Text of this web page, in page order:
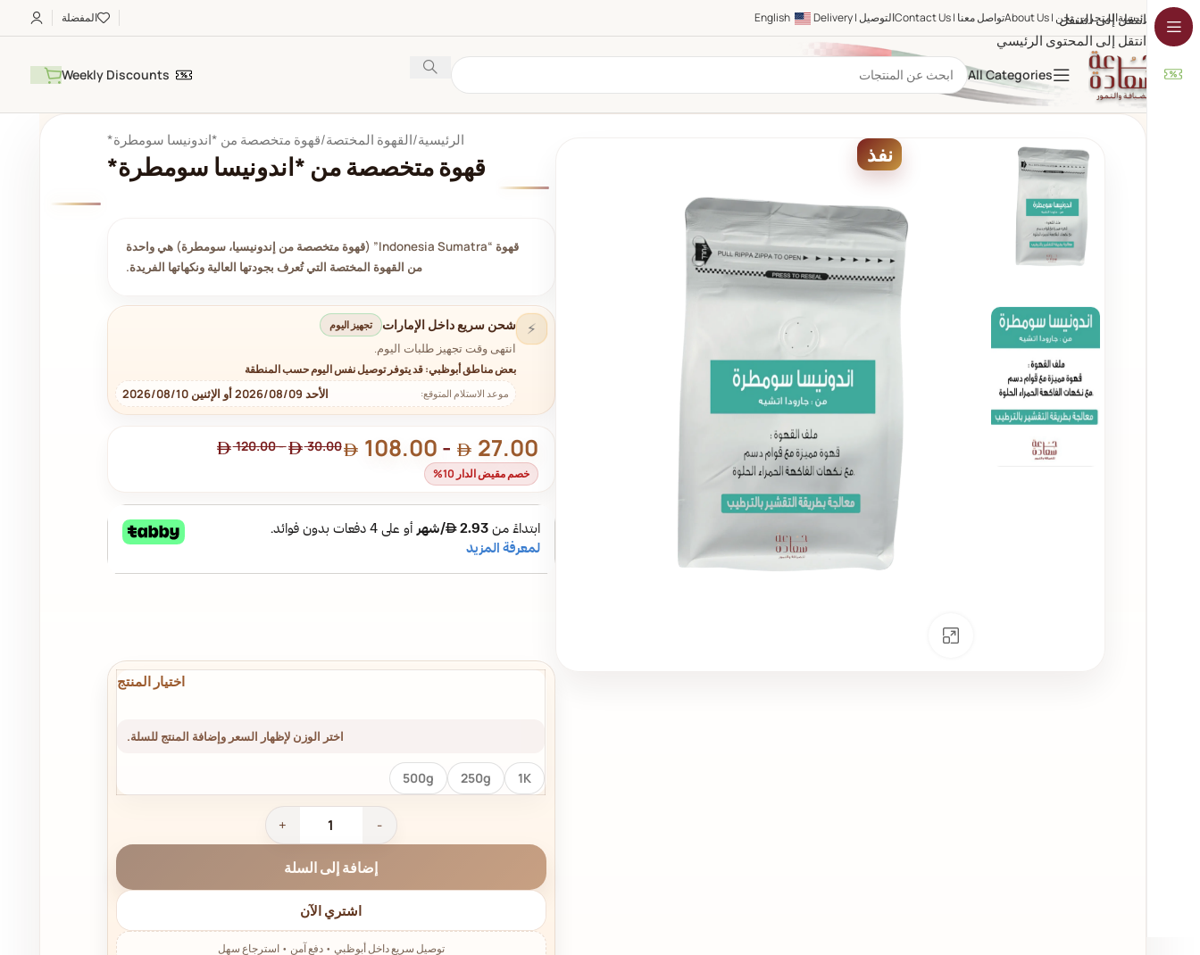
انتقل إلى التنقل
انتقل إلى المحتوى الرئيسي
الرئيسيةالمتجرمن نحن | About Us تواصل معنا | Contact Us التوصيل | Delivery English المفضلة
All Categories
Weekly Discounts
نفذ
الرئيسية القهوة المختصة قهوة متخصصة من *اندونيسا سومطرة*
قهوة متخصصة من *اندونيسا سومطرة*
قهوة “Indonesia Sumatra” (قهوة متخصصة من إندونيسيا، سومطرة) هي واحدة
من القهوة المختصة التي تُعرف بجودتها العالية ونكهاتها الفريدة.
⚡ شحن سريع داخل الإمارات تجهيز اليوم
انتهى وقت تجهيز طلبات اليوم.
بعض مناطق أبوظبي: قد يتوفر توصيل نفس اليوم حسب المنطقة
موعد الاستلام المتوقع: الأحد 2026/08/09 أو الإثنين 2026/08/10
30.00
-
120.00 27.00
-
108.00
خصم مقيض الدار 10%
اختر الوزن لإظهار السعر وإضافة المنتج للسلة.
1K
250g
500g
إضافة إلى السلة
اشتري الآن